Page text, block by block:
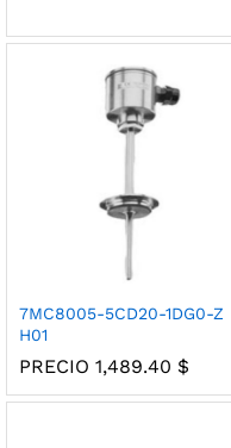
7MC8005-5CD20-1DG0-Z
H01
PRECIO 1,489.40 $